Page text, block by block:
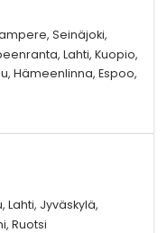
Seinäjoki,
Lahti, Kuopio,
Hämeenlinna, Espoo,
Lahti, Jyväskylä,
Ruotsi